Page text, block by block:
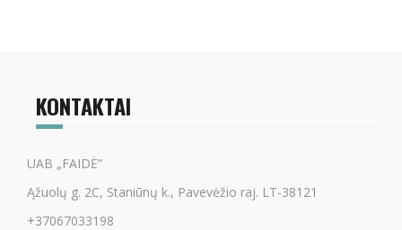
KONTAKTAI
UAB „FAIDĖ”
Ąžuolų g. 2C, Staniūnų k., Pavevėžio raj. LT-38121
+37067033198